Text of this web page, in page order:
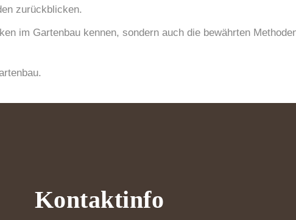
zurückblicken.
im Gartenbau kennen, sondern auch die bewährten
Kontaktinfo